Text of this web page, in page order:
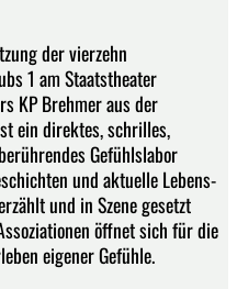
der vierzehn
1 am Staatstheater
KP Brehmer aus der
ein direktes, schrilles,
Gefühlslabor
und aktuelle Lebens-
und in Szene gesetzt
öffnet sich für die
eigener Gefühle.